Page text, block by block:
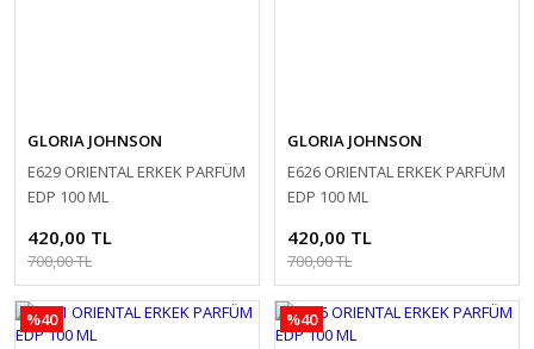
GLORIA JOHNSON
E629 ORIENTAL ERKEK PARFÜM
EDP 100 ML
420,00 TL
700,00 TL
GLORIA JOHNSON
E626 ORIENTAL ERKEK PARFÜM
EDP 100 ML
420,00 TL
700,00 TL
%40 %40